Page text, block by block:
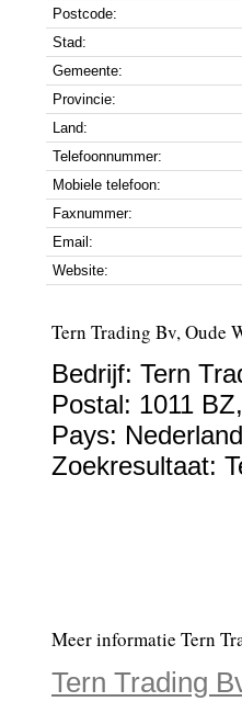
Postcode:
Stad:
Gemeente:
Provincie:
Land:
Telefoonnummer:
Mobiele telefoon:
Faxnummer:
Email:
Website:
Tern Trading Bv, Oude
Bedrijf: Tern
Postal: 1011 BZ
Pays: Nederland
Zoekresultaat:
Meer informatie Tern
Tern Trading